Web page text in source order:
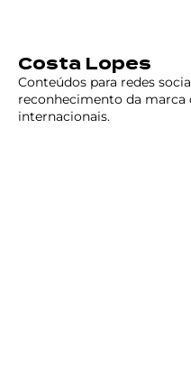
Costa Lopes
Conteúdos para redes
reconhecimento da
internacionais.